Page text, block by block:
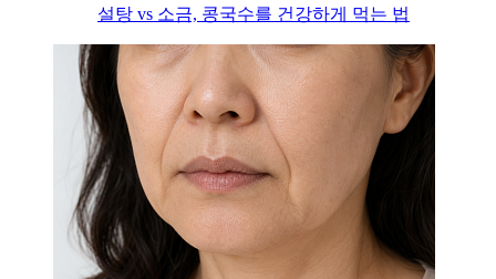
설탕 vs 소금, 콩국수를 건강하게 먹는 법